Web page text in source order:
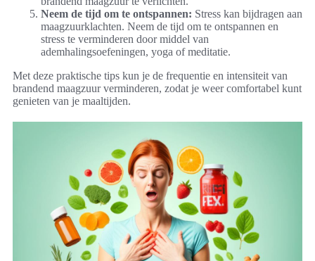
Neem de tijd om te ontspannen: Stress kan bijdragen aan
maagzuurklachten. Neem de tijd om te ontspannen en
stress te verminderen door middel van
ademhalingsoefeningen, yoga of meditatie.
Met deze praktische tips kun je de frequentie en intensiteit van
brandend maagzuur verminderen, zodat je weer comfortabel kunt
genieten van je maaltijden.